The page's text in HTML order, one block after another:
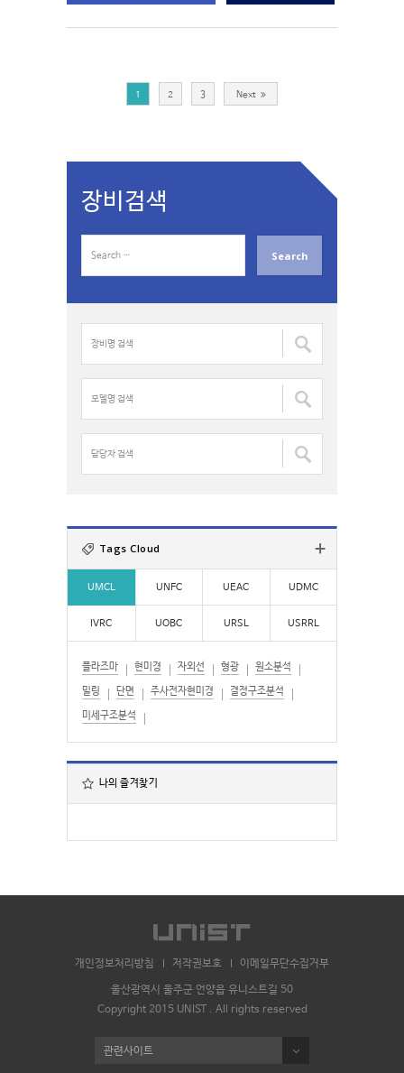
1 2 3 Next
장비검색
a
명
색
:
델
명
:자
:
Tags Cloud
UMCL UNFC UEAC UDMC
IVRC UOBC URSL USRRL
플라즈마 현미경 자외선 형광 원소분석
밀링 단면 주사전자현미경 결정구조분석
미세구조분석
나의 즐겨찾기
개인정보처리방침 저작권보호 이메일무단수집거부
울산광역시 울주군 언양읍 유니스트길 50
Copyright 2015 UNIST . All rights reserved
관련사이트